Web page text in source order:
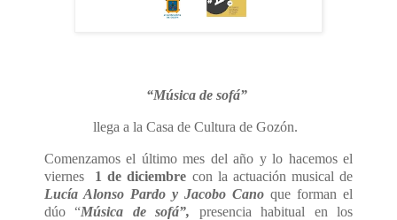
“Música de sofá”
llega a la Casa de Cultura de Gozón.
Comenzamos el último mes del año y lo hacemos el
viernes 1 de diciembre con la actuación musical de
Lucía Alonso Pardo y Jacobo Cano que forman el
dúo “Música de sofá”, presencia habitual en los